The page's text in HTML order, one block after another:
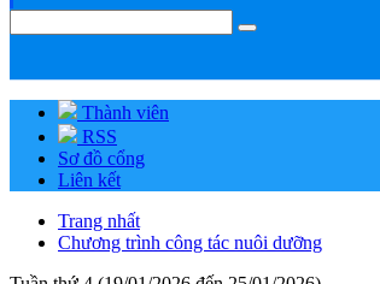
Thành viên
RSS
Sơ đồ cổng
Liên kết
Trang nhất
Chương trình công tác nuôi dưỡng